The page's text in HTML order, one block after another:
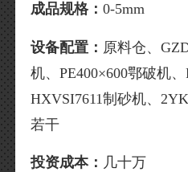
成品规格：0-5mm
设备配置： 原料仓、
机、PE400×600鄂破机、
HXVSI7611制砂机、
若干
投资成本： 几十万